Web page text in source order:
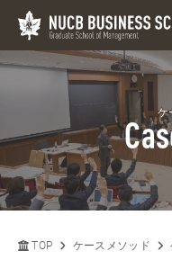
ケ
TOP ケースメソッド